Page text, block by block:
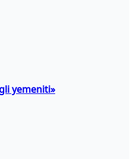
yemeniti»